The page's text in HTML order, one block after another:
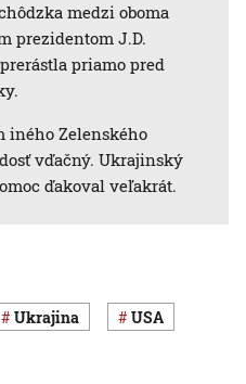
medzi oboma
prezidentom J.D.
priamo pred
Zelenského
vďačný. Ukrajinský
ďakoval veľakrát.
Ukrajina USA